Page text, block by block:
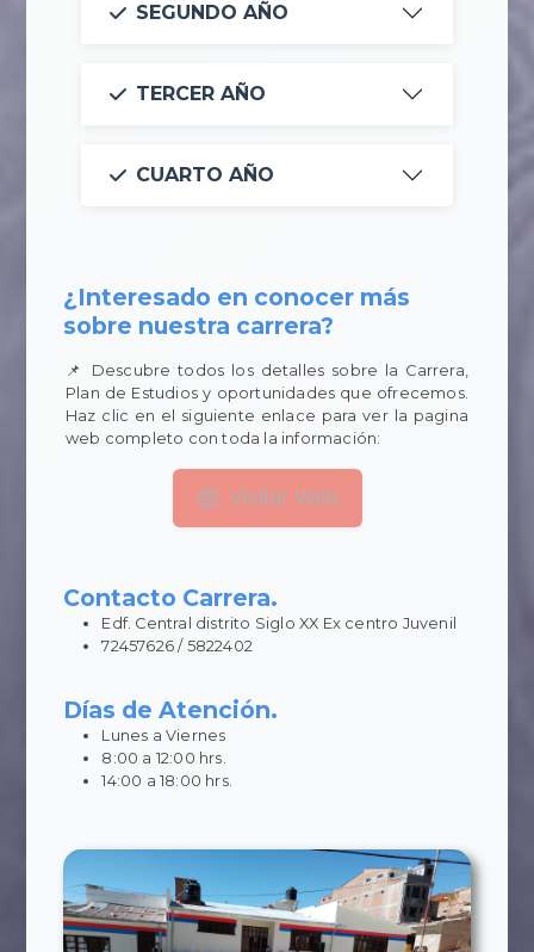
SEGUNDO AÑO
TERCER AÑO
CUARTO AÑO
¿Interesado en conocer más
sobre nuestra carrera?
📌 Descubre todos los detalles sobre la Carrera,
Plan de Estudios y oportunidades que ofrecemos.
Haz clic en el siguiente enlace para ver la pagina
web completo con toda la información:
Visitar Web
Contacto Carrera.
Edf. Central distrito Siglo XX Ex centro Juvenil
72457626 / 5822402
Días de Atención.
Lunes a Viernes
8:00 a 12:00 hrs.
14:00 a 18:00 hrs.